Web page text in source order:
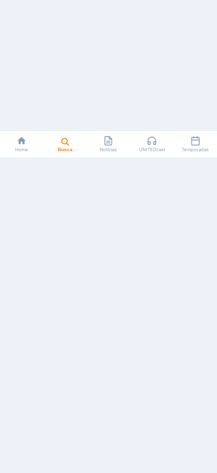
Home Busca Notícias UNITEDcast Temporadas